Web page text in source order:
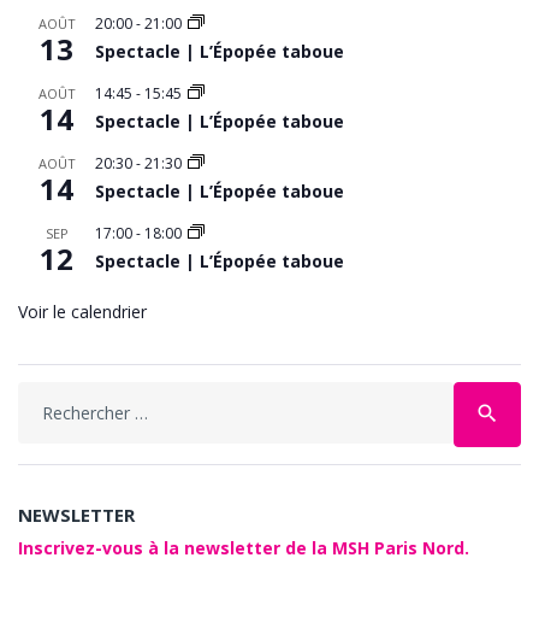
AOÛT
13
20:00-21:00
Spectacle | L’Épopée taboue
AOÛT
14
14:45 - 15:45
Spectacle | L’Épopée taboue
AOÛT
14
20:30-21:30
Spectacle | L’Épopée taboue
SEP
12
17:00- 18:00
Spectacle | L’Épopée taboue
Voir le calendrier
search
NEWSLETTER
Inscrivez-vous à la newsletter de la MSH Paris Nord.